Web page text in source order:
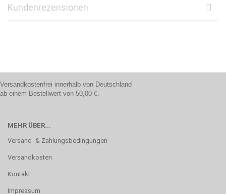
Kundenrezensionen
Versandkostenfrei innerhalb von Deutschland
ab einem Bestellwert von 50,00 €.
MEHR ÜBER...
Versand- & Zahlungsbedingungen
Versandkosten
Kontakt
Impressum